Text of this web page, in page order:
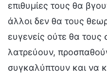
επιθυμίες τους θα
άλλοι δεν θα τους
ευγενείς ούτε θα τους
λατρεύουν,
συγκαλύπτουν και να